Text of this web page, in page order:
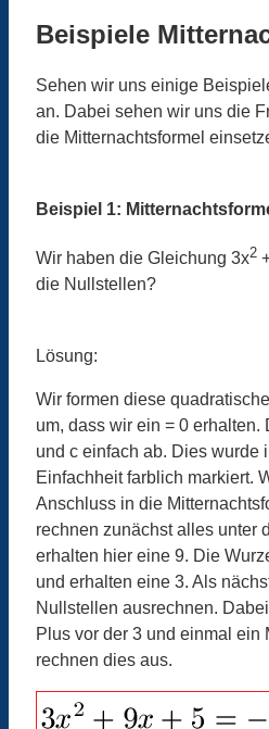
Beispiele
Sehen wir uns einige
an. Dabei sehen wir uns die
die Mitternachtsformel
Beispiel 1:
Wir haben die Gleichung 3x2
die Nullstellen?
Lösung:
Wir formen diese
um, dass wir ein = 0 erhalten.
und c einfach ab. Dies wurde
Einfachheit farblich markiert.
Anschluss in die
rechnen zunächst alles unter
erhalten hier eine 9. Die
und erhalten eine 3. Als
Nullstellen ausrechnen.
Plus vor der 3 und einmal ein
rechnen dies aus.